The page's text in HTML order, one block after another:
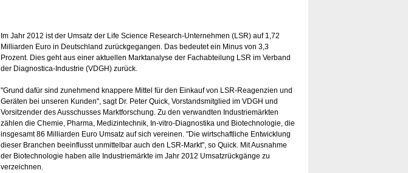
Im Jahr 2012 ist der Umsatz der Life Science Research-Unternehmen (LSR) auf 1,72
Milliarden Euro in Deutschland zurückgegangen. Das bedeutet ein Minus von 3,3
Prozent. Dies geht aus einer aktuellen Marktanalyse der Fachabteilung LSR im Verband
der Diagnostica-Industrie (VDGH) zurück.
"Grund dafür sind zunehmend knappere Mittel für den Einkauf von LSR-Reagenzien und
Geräten bei unseren Kunden", sagt Dr. Peter Quick, Vorstandsmitglied im VDGH und
Vorsitzender des Ausschusses Marktforschung. Zu den verwandten Industriemärkten
zählen die Chemie, Pharma, Medizintechnik, In-vitro-Diagnostika und Biotechnologie, die
insgesamt 86 Milliarden Euro Umsatz auf sich vereinen. "Die wirtschaftliche Entwicklung
dieser Branchen beeinflusst unmittelbar auch den LSR-Markt", so Quick. Mit Ausnahme
der Biotechnologie haben alle Industriemärkte im Jahr 2012 Umsatzrückgänge zu
verzeichnen.